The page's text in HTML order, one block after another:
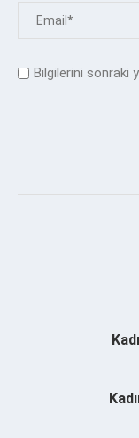
Bilgilerini sonraki